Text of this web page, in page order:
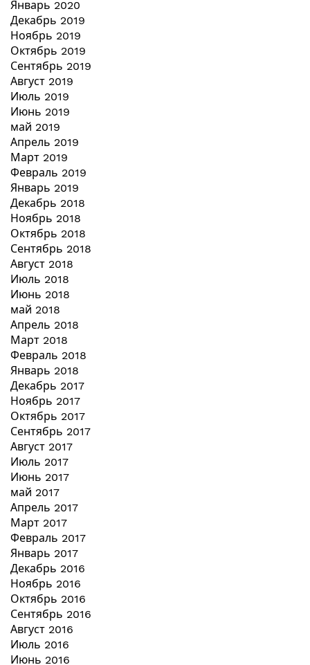
Январь 2020
Декабрь 2019
Ноябрь 2019
Октябрь 2019
Сентябрь 2019
Август 2019
Июль 2019
Июнь 2019
май 2019
Апрель 2019
Март 2019
Февраль 2019
Январь 2019
Декабрь 2018
Ноябрь 2018
Октябрь 2018
Сентябрь 2018
Август 2018
Июль 2018
Июнь 2018
май 2018
Апрель 2018
Март 2018
Февраль 2018
Январь 2018
Декабрь 2017
Ноябрь 2017
Октябрь 2017
Сентябрь 2017
Август 2017
Июль 2017
Июнь 2017
май 2017
Апрель 2017
Март 2017
Февраль 2017
Январь 2017
Декабрь 2016
Ноябрь 2016
Октябрь 2016
Сентябрь 2016
Август 2016
Июль 2016
Июнь 2016